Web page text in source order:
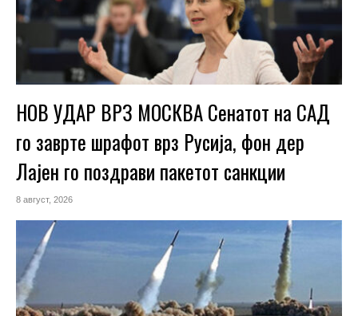
НОВ УДАР ВРЗ МОСКВА Сенатот на САД
го заврте шрафот врз Русија, фон дер
Лајен го поздрави пакетот санкции
8 август, 2026